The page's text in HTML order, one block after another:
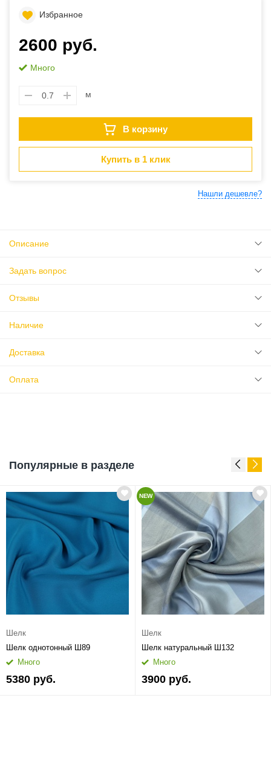
Избранное
2600 руб.
Много
м
В корзину
Купить в 1 клик
Нашли дешевле?
Описание
Задать вопрос
Отзывы
Наличие
Доставка
Оплата
Популярные в разделе
Шелк
Шелк однотонный Ш89
Много
5380 руб.
NEW
Шелк
Шелк натуральный Ш132
Много
3900 руб.